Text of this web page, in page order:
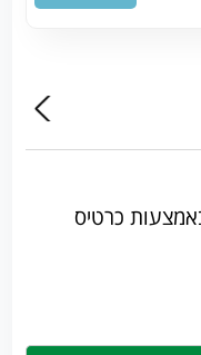
באמצעות כרטיס